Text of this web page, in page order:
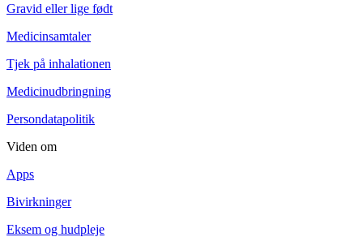
Gravid eller lige født
Medicinsamtaler
Tjek på inhalationen
Medicinudbringning
Persondatapolitik
Viden om
Apps
Bivirkninger
Eksem og hudpleje